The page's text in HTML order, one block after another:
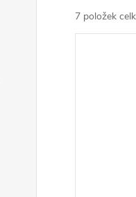
e
n
7 položek